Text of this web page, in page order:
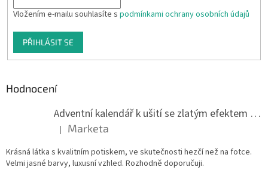
Vložením e-mailu souhlasíte s podmínkami ochrany osobních údajů
PŘIHLÁSIT SE
Hodnocení
Adventní kalendář k ušití se zlatým efektem 042Q
Hodnocení produktu je 5 z 5 hvězdiček.
| Marketa
Krásná látka s kvalitním potiskem, ve skutečnosti hezčí než na fotce.
Velmi jasné barvy, luxusní vzhled. Rozhodně doporučuji.